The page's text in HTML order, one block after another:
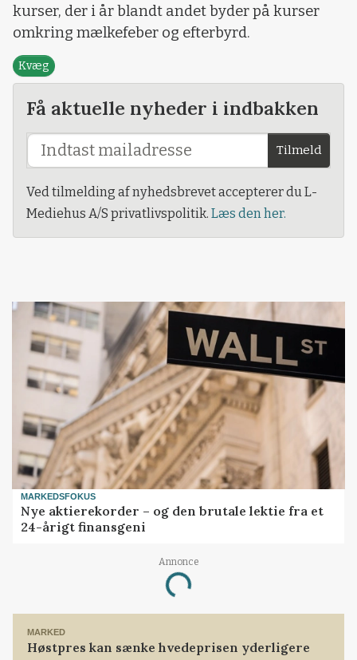
kurser, der i år blandt andet byder på kurser
omkring mælkefeber og efterbyrd.
Kvæg
Få aktuelle nyheder i indbakken
Tilmeld
Ved tilmelding af nyhedsbrevet accepterer du L-
Mediehus A/S privatlivspolitik. Læs den her.
MARKEDSFOKUS
Nye aktierekorder – og den brutale lektie fra et
24-årigt finansgeni
Annonce
Loading...
MARKED
Høstpres kan sænke hvedeprisen yderligere